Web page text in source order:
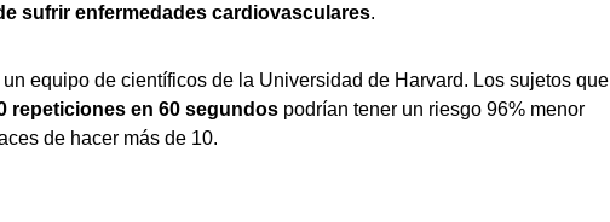
sufrir enfermedades cardiovasculares.
equipo de científicos de la Universidad de Harvard. Los sujetos que
repeticiones en 60 segundos podrían tener un riesgo 96% menor
de hacer más de 10.